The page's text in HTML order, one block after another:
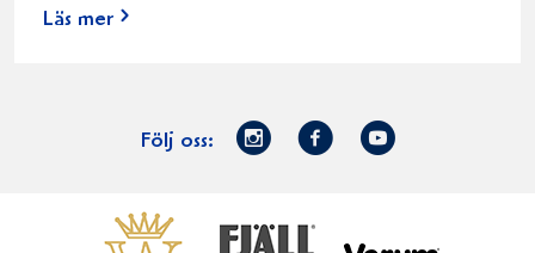
Läs mer
Följ oss:
Norrmejerier
Facebook
Youtube
VästerbottensostFjällfil